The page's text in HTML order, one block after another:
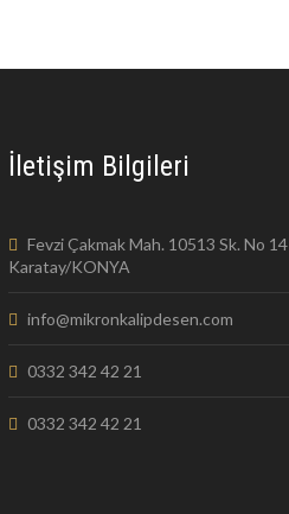
İletişim Bilgileri
Fevzi Çakmak Mah. 10513 Sk. No 14
Karatay/KONYA
info@mikronkalipdesen.com
0332 342 42 21
0332 342 42 21